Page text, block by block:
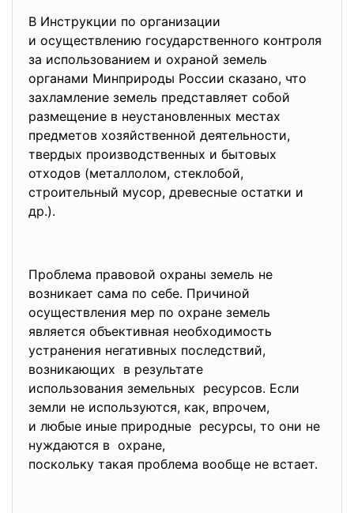
В Инструкции по организации
и осуществлению государственного контроля
за использованием и охраной земель
органами Минприроды России сказано, что
захламление земель представляет собой
размещение в неустановленных местах
предметов хозяйственной деятельности,
твердых производственных и бытовых
отходов (металлолом, стеклобой,
строительный мусор, древесные остатки и
др.).
Проблема правовой охраны земель не
возникает сама по себе. Причиной
осуществления мер по охране земель
является объективная необходимость
устранения негативных последствий,
возникающих в результате
использования земельных ресурсов. Если
земли не используются, как, впрочем,
и любые иные природные ресурсы, то они не
нуждаются в охране,
поскольку такая проблема вообще не встает.